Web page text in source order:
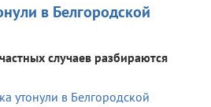
в Белгородской
случаев разбираются